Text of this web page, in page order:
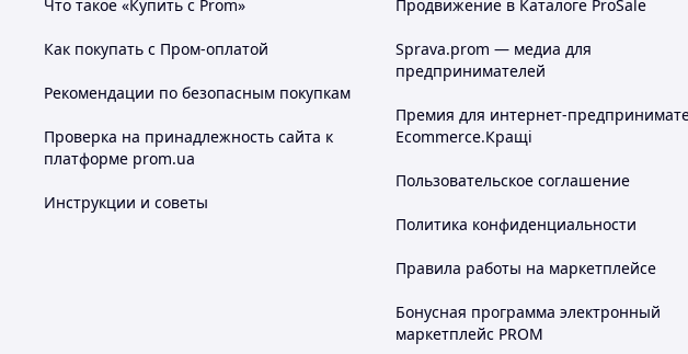
Что такое «Купить с Prom»
Как покупать с Пром-оплатой
Рекомендации по безопасным покупкам
Проверка на принадлежность сайта к
платформе prom.ua
Инструкции и советы
Продвижение в Каталоге ProSale
Sprava.prom — медиа для
предпринимателей
Премия для интернет-
Ecommerce.Кращі
Пользовательское соглашение
Политика конфиденциальности
Правила работы на маркетплейсе
Бонусная программа электронный
маркетплейс PROM